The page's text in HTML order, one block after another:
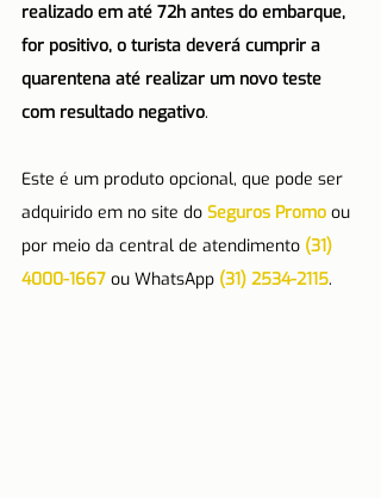
realizado em até 72h antes do embarque,
for positivo, o turista deverá cumprir a
quarentena até realizar um novo teste
com resultado negativo.
Este é um produto opcional, que pode ser
adquirido em no site do Seguros Promo ou
por meio da central de atendimento (31)
4000-1667 ou WhatsApp (31) 2534-2115.